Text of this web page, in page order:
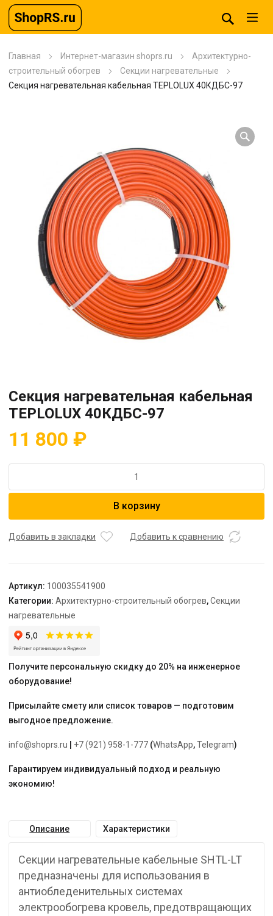
Главная Интернет-магазин shoprs.ru
Архитектурно-
строительный обогрев
Секции нагревательные
Секция нагревательная кабельная TEPLOLUX 40КДБС-97
Секция нагревательная кабельная
TEPLOLUX 40КДБС-97
11 800 ₽
Секция
TEPLOLUX
В корзину
Добавить в закладки Добавить к сравнению
Артикул: 100035541900
Категории: Архитектурно-строительный обогрев,Секции
нагревательные
Получите персональную скидку до 20% на инженерное
оборудование!
Присылайте смету или список товаров — подготовим
выгодное предложение.
info@shoprs.ru +7 (921) 958-1-777 (WhatsApp,Telegram)
Гарантируем индивидуальный подход и реальную
экономию!
Описание Характеристики
Секции нагревательные кабельные SHTL-LT
предназначены для использования в
антиобледенительных системах
электрообогрева кровель, предотвращающих